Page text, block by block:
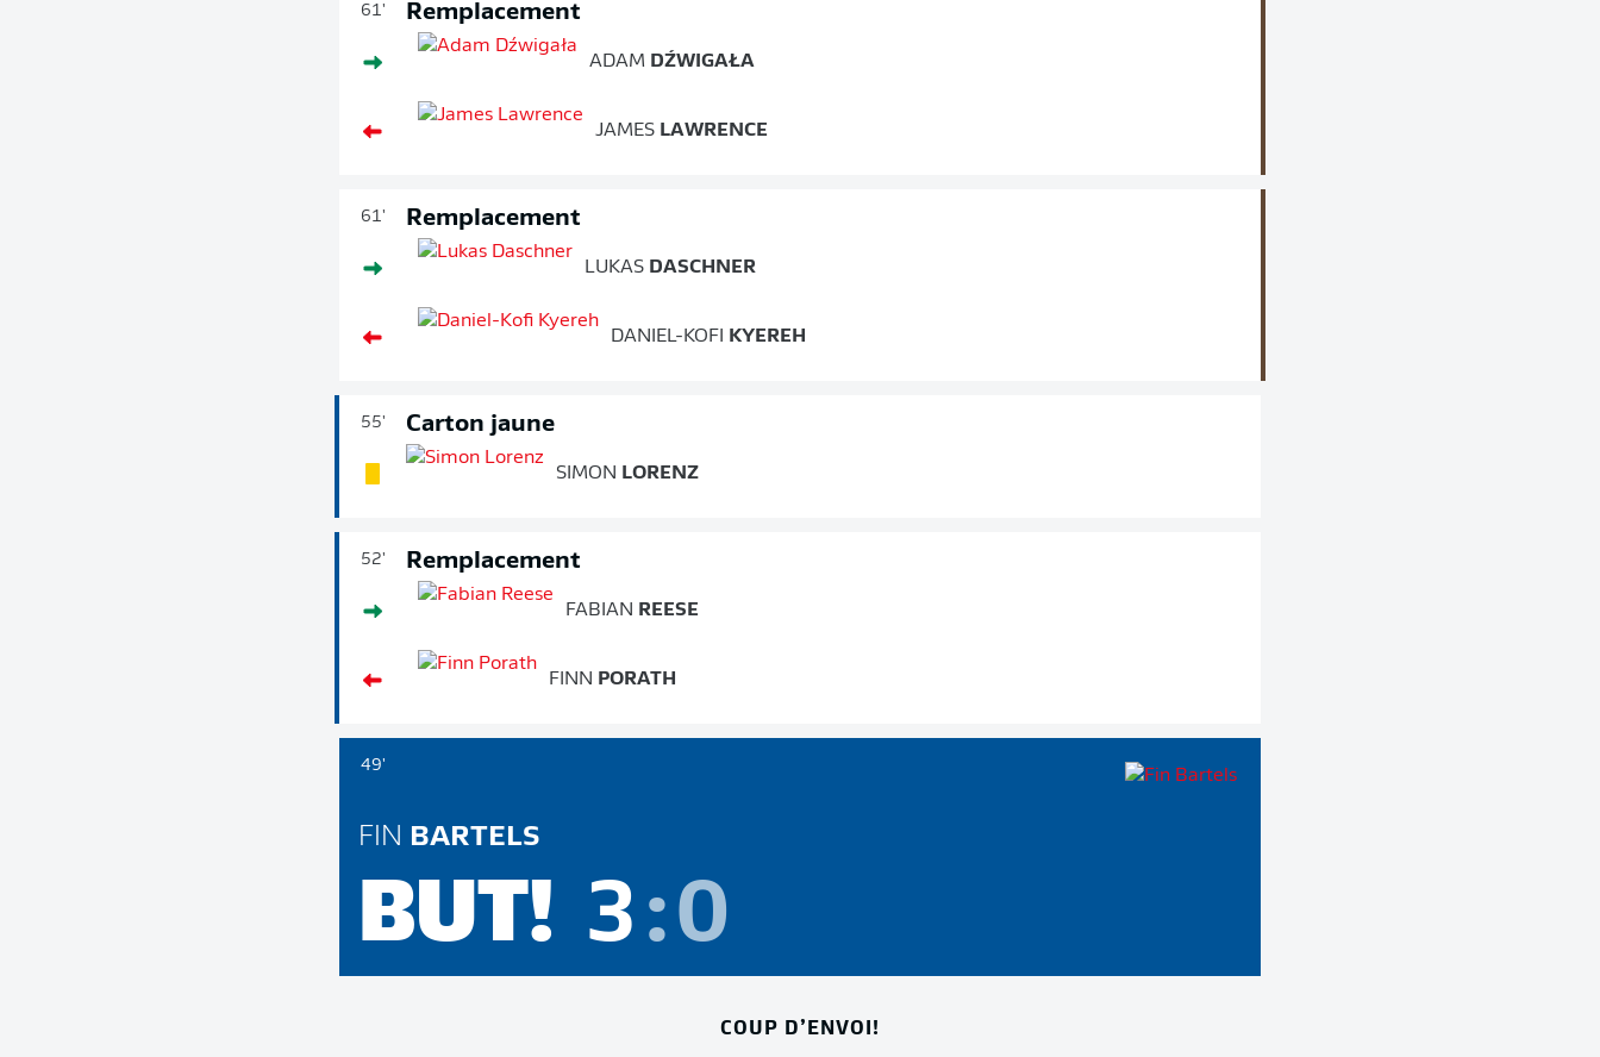
61' Remplacement
ADAM DŹWIGAŁA
JAMES LAWRENCE
61' Remplacement
LUKAS DASCHNER
DANIEL-KOFI KYEREH
55' Carton jaune
SIMON LORENZ
52' Remplacement
FABIAN REESE
FINN PORATH
49'
FIN BARTELS
BUT! 3:0
COUP D’ENVOI!